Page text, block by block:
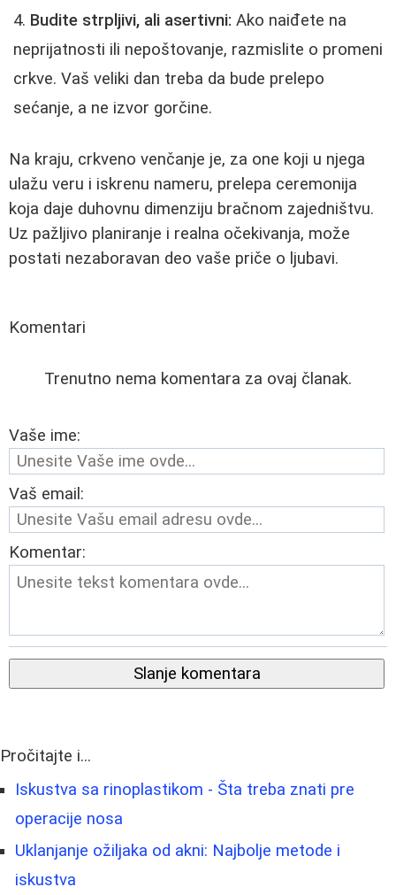
Budite strpljivi, ali asertivni: Ako naiđete na
neprijatnosti ili nepoštovanje, razmislite o promeni
crkve. Vaš veliki dan treba da bude prelepo
sećanje, a ne izvor gorčine.
Na kraju, crkveno venčanje je, za one koji u njega
ulažu veru i iskrenu nameru, prelepa ceremonija
koja daje duhovnu dimenziju bračnom zajedništvu.
Uz pažljivo planiranje i realna očekivanja, može
postati nezaboravan deo vaše priče o ljubavi.
Komentari
Trenutno nema komentara za ovaj članak.
Vaše ime:
Vaš email:
Komentar:
Slanje komentara
Pročitajte i...
Iskustva sa rinoplastikom - Šta treba znati pre
operacije nosa
Uklanjanje ožiljaka od akni: Najbolje metode i
iskustva